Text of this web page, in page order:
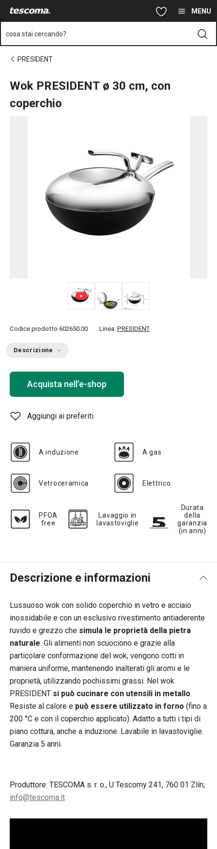
Vai al contenuto principale MENU
cosa stai cercando?
PRESIDENT
Wok PRESIDENT ø 30 cm, con
coperchio
Codice prodotto 602650.00 Linea: PRESIDENT
Descrizione
Acquista nell'e-shop
Aggiungi ai preferiti
A induzione A gas
Vetroceramica Elettrico
PFOA
free
Lavaggio in
lavastoviglie
Durata
della
garanzia
(in anni)
Descrizione e informazioni
Lussuoso wok con solido coperchio in vetro e acciaio
inossidabile e con un esclusivo rivestimento antiaderente
ruvido e grezzo che simula le proprietà della pietra
naturale. Gli alimenti non scuociono e grazie alla
particolare conformazione del wok, vengono cotti in
maniera uniforme, mantenendo inalterati gli aromi e le
proprietà, utilizzando pochissimi grassi. Nel wok
PRESIDENT si può cucinare con utensili in metallo.
Resiste al calore e può essere utilizzato in forno (fino a
200 °C e con il coperchio applicato). Adatto a tutti i tipi di
piano cottura, anche a induzione. Lavabile in lavastoviglie.
Garanzia 5 anni.
Produttore: TESCOMA s. r. o., U Tescomy 241, 760 01 Zlín;
info@tescoma.it